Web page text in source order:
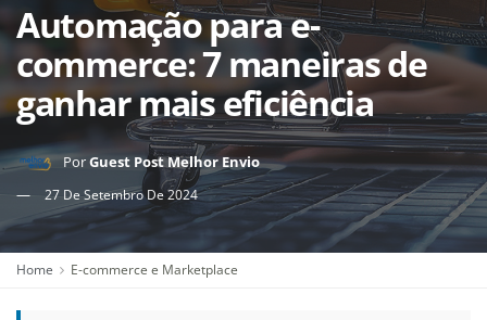
Automação para e-
commerce: 7 maneiras de
ganhar mais eficiência
PorGuest Post Melhor Envio
27 De Setembro De 2024
Home E-commerce e Marketplace